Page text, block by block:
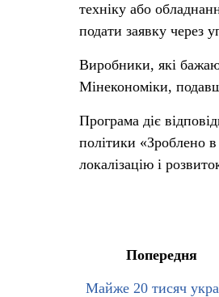
техніку або
подати заявку через
Виробники, які
Мінекономіки,
Програма діє
політики «Зроблено
локалізацію і
Попередня
Майже 20 тисяч